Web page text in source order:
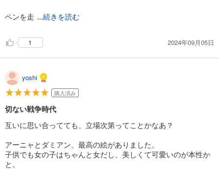
ペンを走 ...続きを読む
1 2024年09月05日
yoshi
購入済み
切ない戦争時代
互いに思い合ってても、立場次第ってことかなあ？
アーニャとダミアン、最高の絵がありました。
子供でも女の子はちゃんと女だし、美しくて可愛いのが本性か
と。